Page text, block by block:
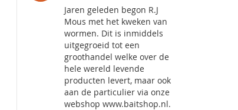
Jaren geleden begon R.J
Mous met het kweken van
wormen. Dit is inmiddels
uitgegroeid tot een
groothandel welke over de
hele wereld levende
producten levert, maar ook
aan de particulier via onze
webshop www.baitshop.nl.